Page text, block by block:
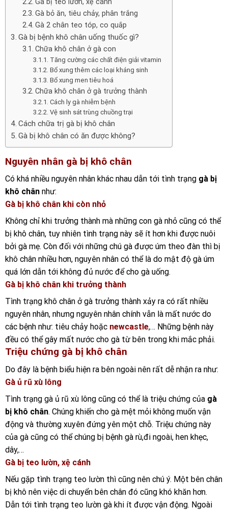
Gà bỏ ăn, tiêu chảy, phân trắng
Gà 2 chân teo tóp, co quắp
Gà bị bệnh khô chân uống thuốc gì?
Chữa khô chân ở gà con
Tăng cường các chất điện giải vitamin
Bổ xung thêm các loại kháng sinh
Bổ xung men tiêu hoá
Chữa khô chân ở gà trưởng thành
Cách ly gà nhiễm bệnh
Vệ sinh sát trùng chuồng trại
Cách chữa trị gà bị khô chân
Gà bị khô chân có ăn được không?
Nguyên nhân gà bị khô chân
Có khá nhiều nguyên nhân khác nhau dẫn tới tình trạng gà bị
khô chân như:
Gà bị khô chân khi còn nhỏ
Không chỉ khi trưởng thành mà những con gà nhỏ cũng có thể
bị khô chân, tuy nhiên tình trạng này sẽ ít hơn khi được nuôi
bởi gà mẹ. Còn đối với những chú gà được úm theo đàn thì bị
khô chân nhiều hơn, nguyên nhân có thể là do mật độ gà úm
quá lớn dẫn tới không đủ nước để cho gà uống.
Gà bị khô chân khi trưởng thành
Tình trạng khô chân ở gà trưởng thành xảy ra có rất nhiều
nguyên nhân, nhưng nguyên nhân chính vẫn là mất nước do
các bệnh như: tiêu chảy hoặc newcastle,… Những bệnh này
đều có thể gây mất nước cho gà từ bên trong khi mắc phải.
Triệu chứng gà bị khô chân
Do đây là bệnh biểu hiện ra bên ngoài nên rất dễ nhận ra như:
Gà ủ rũ xù lông
Tình trạng gà ủ rũ xù lông cũng có thể là triệu chứng của gà
bị khô chân. Chúng khiến cho gà mệt mỏi không muốn vận
động và thường xuyên đứng yên một chỗ. Triệu chứng này
của gà cũng có thể chúng bị bệnh gà rù,đi ngoài, hen khẹc,
dây,…
Gà bị teo lườn, xệ cánh
Nếu gặp tình trạng teo lườn thì cũng nên chú ý. Một bên chân
bị khô nên việc di chuyển bên chân đó cũng khó khăn hơn.
Dẫn tới tình trạng teo lườn gà khi ít được vận động. Ngoài